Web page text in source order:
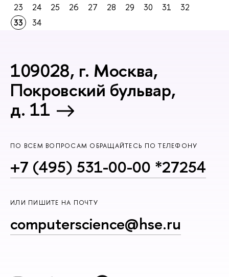
23
24 25 26 27 28 29 30 31
32
33
34
109028, г. Москва,
Покровский бульвар,
д. 11
ПО ВСЕМ ВОПРОСАМ ОБРАЩАЙТЕСЬ ПО ТЕЛЕФОНУ
+7 (495) 531-00-00 *27254
ИЛИ ПИШИТЕ НА ПОЧТУ
computerscience@hse.ru